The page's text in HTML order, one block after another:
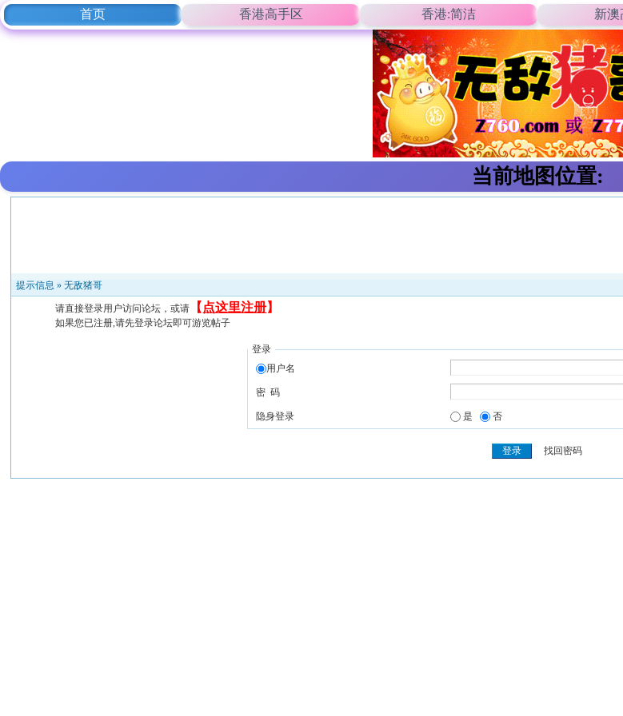
首页 香港高手区 香港:简洁 新澳
当前地图位置:
提示信息 »无敌猪哥
请直接登录用户访问论坛，或请 【 点这里注册】
如果您已注册,请先登录论坛即可游览帖子
登录
用户名
密 码
隐身登录 是 否
找回密码